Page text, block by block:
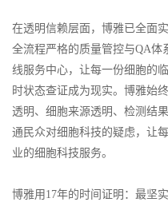
在透明信赖层面，博雅已全面
全流程严格的质量管控与QA体
线服务中心，让每一份细胞的
时状态查证成为现实。博雅始
透明、细胞来源透明、检测结
通民众对细胞科技的疑虑，让
业的细胞科技服务。
博雅用17年的时间证明：最坚